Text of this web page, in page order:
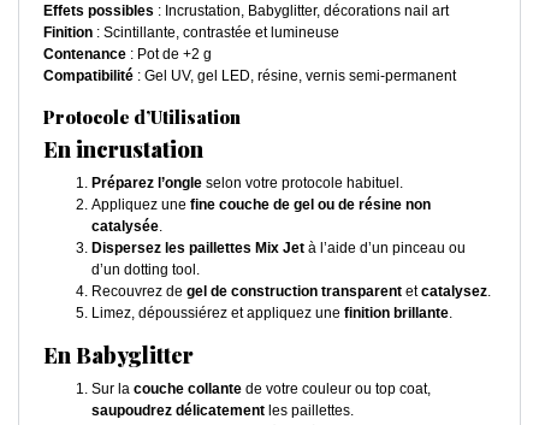
Effets possibles : Incrustation, Babyglitter, décorations nail art
Finition : Scintillante, contrastée et lumineuse
Contenance : Pot de +2 g
Compatibilité : Gel UV, gel LED, résine, vernis semi-permanent
Protocole d’Utilisation
En incrustation
Préparez l’ongle selon votre protocole habituel.
Appliquez une fine couche de gel ou de résine non
catalysée.
Dispersez les paillettes Mix Jet à l’aide d’un pinceau ou
d’un dotting tool.
Recouvrez de gel de construction transparent etcatalysez.
Limez, dépoussiérez et appliquez une finition brillante.
En Babyglitter
Sur la couche collante de votre couleur ou top coat,
saupoudrez délicatement les paillettes.